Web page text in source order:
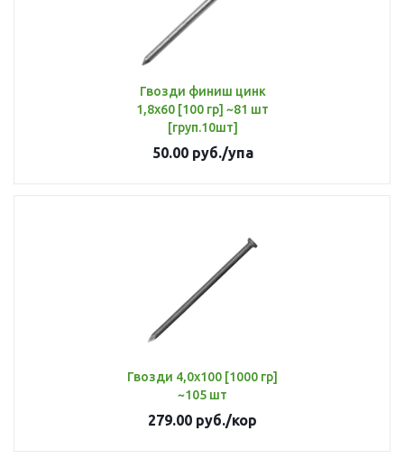
Гвозди финиш цинк
1,8х60 [100 гр] ~81 шт
[груп.10шт]
50.00руб./упа
Гвозди 4,0х100 [1000 гр]
~105 шт
279.00 руб./кор